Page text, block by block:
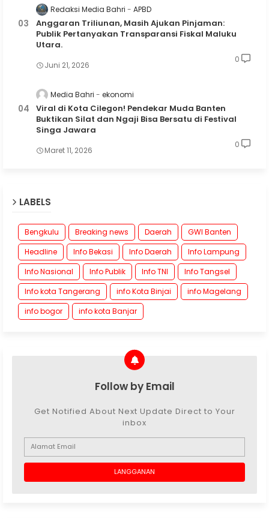
Redaksi Media Bahri APBD
Anggaran Triliunan, Masih Ajukan Pinjaman:
Publik Pertanyakan Transparansi Fiskal Maluku
Utara.
Juni 21, 2026
0
Media Bahri ekonomi
Viral di Kota Cilegon! Pendekar Muda Banten
Buktikan Silat dan Ngaji Bisa Bersatu di Festival
Singa Jawara
Maret 11, 2026
0
LABELS
Bengkulu Breaking news Daerah
GWI Banten
Headline
Info Bekasi Info Daerah
Info Lampung
Info Nasional
Info Publik Info TNI
Info Tangsel
Info kota Tangerang
info Kota Binjai
info Magelang
info bogor
info kota Banjar
Follow by Email
Get Notified About Next Update Direct to Your
inbox